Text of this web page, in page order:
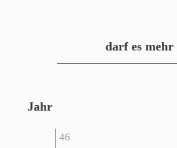
darf es mehr
Jahr
46